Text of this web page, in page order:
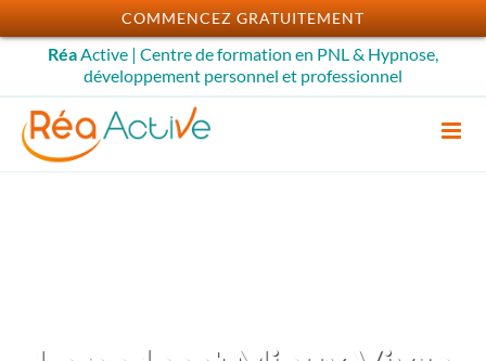
Passer
au
contenu
RéaActive | Centre de formation en PNL & Hypnose,
développement personnel et professionnel
COMMENCEZ GRATUITEMENT